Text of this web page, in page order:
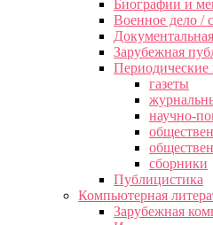
Биографии и
Военное дело /
Зарубежная
Периодические
газеты
научно-
сборники
Публицистика
Компьютерная
Зарубежная